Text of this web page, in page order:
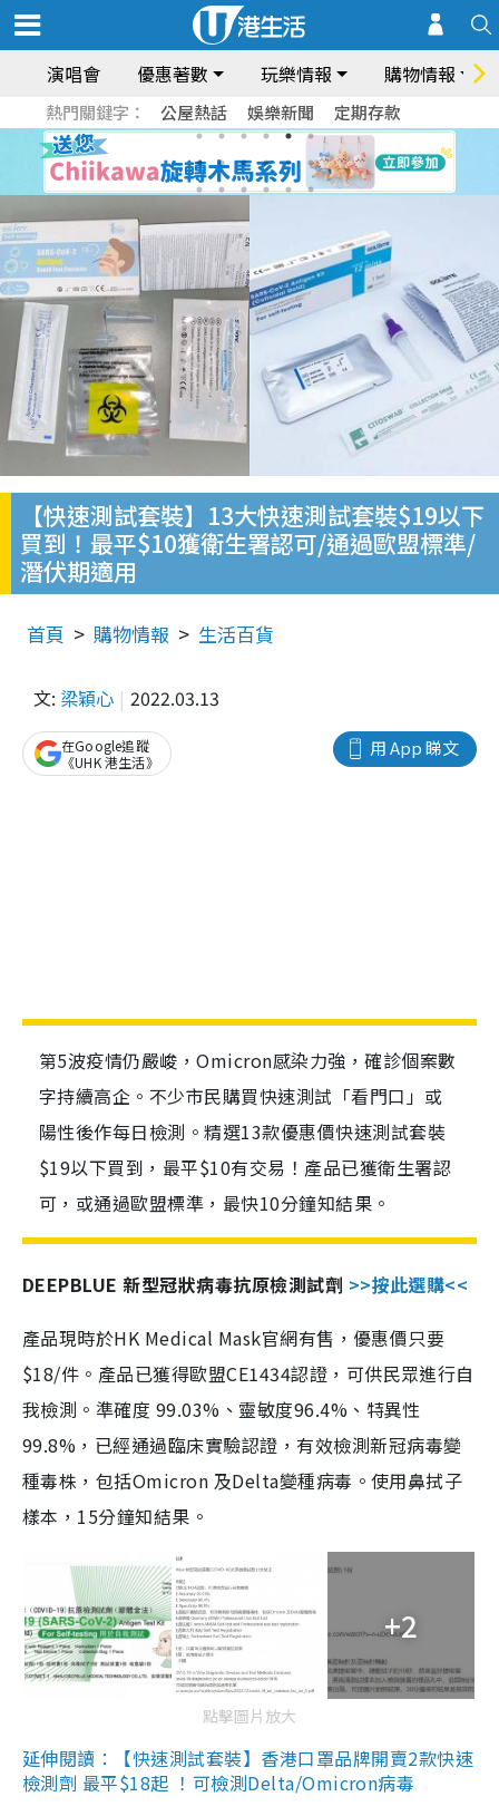
演唱會 優惠著數 玩樂情報 購物情報
熱門關鍵字： 公屋熱話 娛樂新聞 定期存款
【快速測試套裝】13大快速測試套裝$19以下
買到！最平$10獲衛生署認可/通過歐盟標準/
潛伏期適用
首頁 購物情報 生活百貨
文: 梁穎心 2022.03.13
用 App 睇文
在Google追蹤
《UHK 港生活》
第5波疫情仍嚴峻，Omicron感染力強，確診個案數
字持續高企。不少市民購買快速測試「看門口」或
陽性後作每日檢測。精選13款優惠價快速測試套裝
$19以下買到，最平$10有交易！產品已獲衛生署認
可，或通過歐盟標準，最快10分鐘知結果。
DEEPBLUE 新型冠狀病毒抗原檢測試劑 >>按此選購<<
產品現時於HK Medical Mask官網有售，優惠價只要
$18/件。產品已獲得歐盟CE1434認證，可供民眾進行自
我檢測。準確度 99.03%、靈敏度96.4%、特異性
99.8%，已經通過臨床實驗認證，有效檢測新冠病毒變
種毒株，包括Omicron 及Delta變種病毒。使用鼻拭子
樣本，15分鐘知結果。
+2
點擊圖片放大
延伸閱讀：【快速測試套裝】香港口罩品牌開賣2款快速
檢測劑 最平$18起 ！可檢測Delta/Omicron病毒